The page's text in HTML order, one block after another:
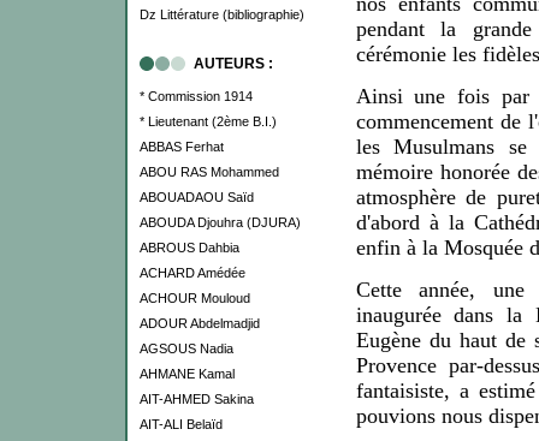
Dz Littérature (bibliographie)
AUTEURS :
* Commission 1914
* Lieutenant (2ème B.I.)
ABBAS Ferhat
ABOU RAS Mohammed
ABOUADAOU Saïd
ABOUDA Djouhra (DJURA)
ABROUS Dahbia
ACHARD Amédée
ACHOUR Mouloud
ADOUR Abdelmadjid
AGSOUS Nadia
AHMANE Kamal
AIT-AHMED Sakina
AIT-ALI Belaïd
pendant la
cérémonie les fidèl
Ainsi une fois par
commencement de
les Musulmans
mémoire honorée
atmosphère de
d'abord à la Ca
enfin à la Mosquée
Cette année, une
inaugurée dans la
Eugène du haut de
Provence par-
fantaisiste, a
pouvions nous